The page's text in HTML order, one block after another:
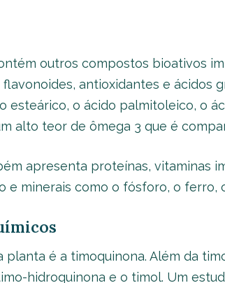
outros compostos bioativos
antioxidantes e ácidos
esteárico, o ácido palmitoleico, o
alto teor de ômega 3 que é
apresenta proteínas, vitaminas
e minerais como o fósforo, o ferro,
planta é a timoquinona. Além da
hidroquinona e o timol. Um